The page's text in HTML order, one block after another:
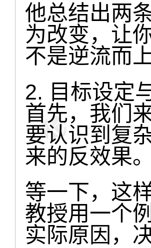
他总结出两
为改变，让
不是逆流而上
2. 目标设定
首先，我们
要认识到复
来的反效果。
等一下，这
教授用一个
实际原因，